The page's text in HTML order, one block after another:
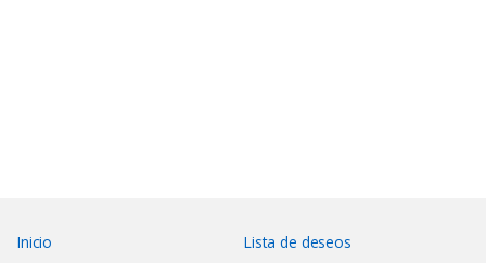
Inicio
Lista de deseos